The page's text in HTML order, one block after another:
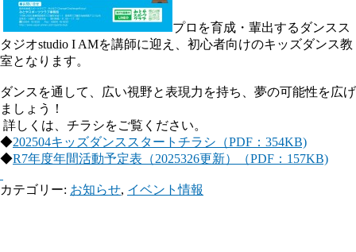
プロを育成・輩出するダンスス
タジオstudio I AMを講師に迎え、初心者向けのキッズダンス教
室となります。
ダンスを通して、広い視野と表現力を持ち、夢の可能性を広げ
ましょう！
詳しくは、チラシをご覧ください。
◆202504キッズダンススタートチラシ（PDF：354KB)
◆R7年度年間活動予定表（2025326更新）（PDF：157KB)
カテゴリー: お知らせ, イベント情報